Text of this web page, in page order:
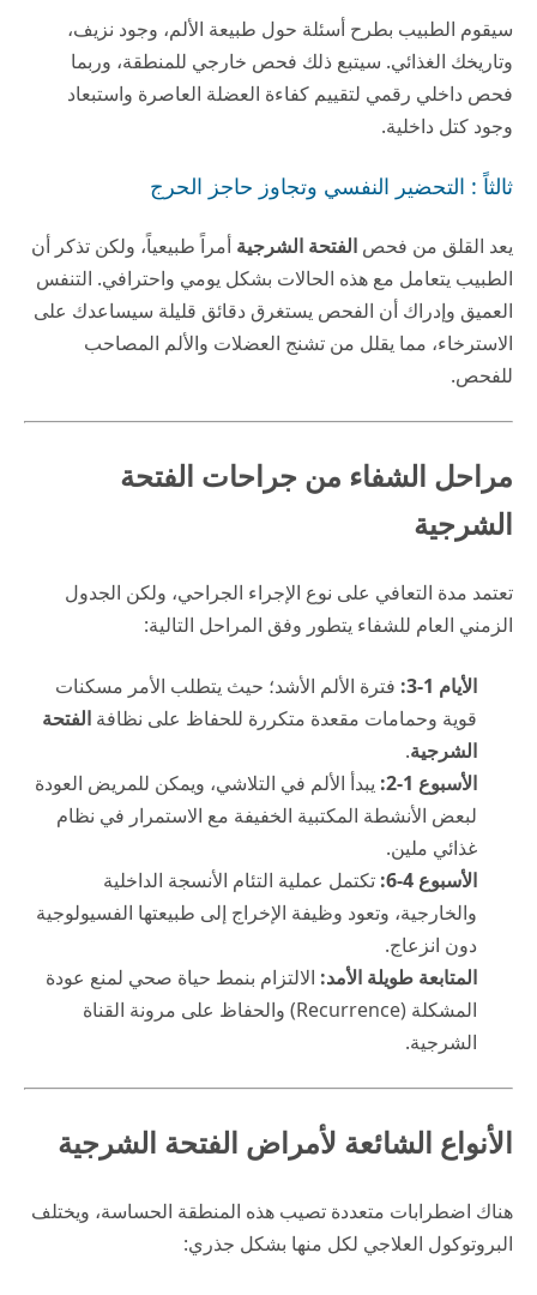
سيقوم الطبيب بطرح أسئلة حول طبيعة الألم، وجود نزيف،
وتاريخك الغذائي. سيتبع ذلك فحص خارجي للمنطقة، وربما
فحص داخلي رقمي لتقييم كفاءة العضلة العاصرة واستبعاد
وجود كتل داخلية.
ثالثاً : التحضير النفسي وتجاوز حاجز الحرج
يعد القلق من فحص الفتحة الشرجية أمراً طبيعياً، ولكن تذكر أن
الطبيب يتعامل مع هذه الحالات بشكل يومي واحترافي. التنفس
العميق وإدراك أن الفحص يستغرق دقائق قليلة سيساعدك على
الاسترخاء، مما يقلل من تشنج العضلات والألم المصاحب
للفحص.
مراحل الشفاء من جراحات الفتحة
الشرجية
تعتمد مدة التعافي على نوع الإجراء الجراحي، ولكن الجدول
الزمني العام للشفاء يتطور وفق المراحل التالية:
الأيام 1-3:
فترة الألم الأشد؛ حيث يتطلب الأمر مسكنات
قوية وحمامات مقعدة متكررة للحفاظ على نظافة الفتحة
الشرجية.
الأسبوع 1-2:
يبدأ الألم في التلاشي، ويمكن للمريض العودة
لبعض الأنشطة المكتبية الخفيفة مع الاستمرار في نظام
غذائي ملين.
الأسبوع 4-6:
تكتمل عملية التئام الأنسجة الداخلية
والخارجية، وتعود وظيفة الإخراج إلى طبيعتها الفسيولوجية
دون انزعاج.
المتابعة طويلة الأمد: الالتزام بنمط حياة صحي لمنع عودة
المشكلة (Recurrence) والحفاظ على مرونة القناة
الشرجية.
الأنواع الشائعة لأمراض الفتحة الشرجية
هناك اضطرابات متعددة تصيب هذه المنطقة الحساسة، ويختلف
البروتوكول العلاجي لكل منها بشكل جذري: